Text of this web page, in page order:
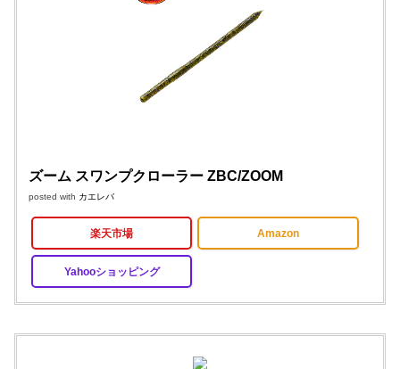
ズーム スワンプクローラー ZBC/ZOOM
posted with カエレバ
楽天市場 Amazon
Yahooショッピング